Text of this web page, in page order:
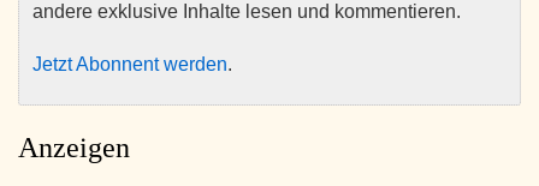
andere exklusive Inhalte lesen und kommentieren.
Jetzt Abonnent werden.
Anzeigen